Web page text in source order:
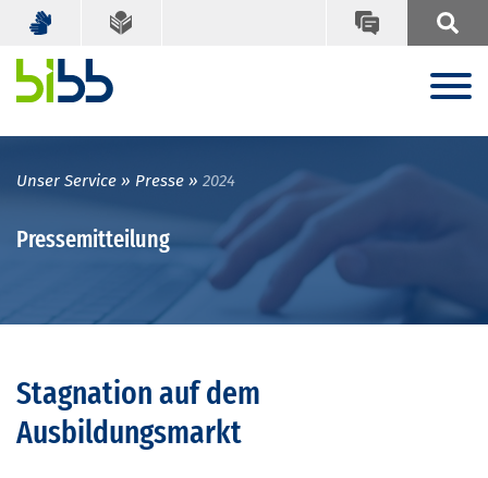
Unser Service Presse 2024
Pressemitteilung
Stagnation auf dem
Ausbildungsmarkt